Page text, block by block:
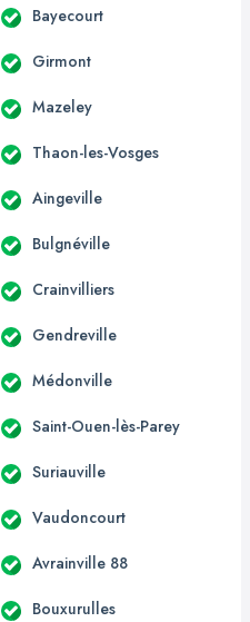
Bayecourt
Girmont
Mazeley
Thaon-les-Vosges
Aingeville
Bulgnéville
Crainvilliers
Gendreville
Médonville
Saint-Ouen-lès-Parey
Suriauville
Vaudoncourt
Avrainville 88
Bouxurulles